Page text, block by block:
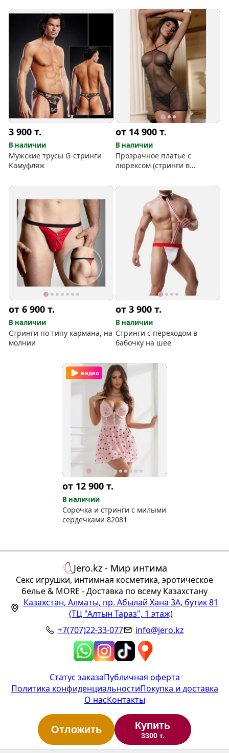
Отложить Купить
3300 т.
3 900т.
В наличии
Мужские трусы G-стринги
Камуфляж
от 14 900т.
В наличии
Прозрачное платье с
люрексом (стринги в
от 6 900т.
В наличии
Стринги по типу кармана, на
молнии
от 3 900т.
В наличии
Стринги с переходом в
бабочку на шее
видео
от 12 900 т.
В наличии
Сорочка и стринги с милыми
сердечками 82081
Jero.kz - Мир интима
Секс игрушки, интимная косметика, эротическое
белье & MORE - Доставка по всему Казахстану
Казахстан, Алматы, пр. Абылай Хана 3А, бутик 81
(ТЦ "Алтын Тараз", 1 этаж)
+7(707)22-33-077
info@jero.kz
Статус заказаПубличная оферта
Политика конфиденциальностиПокупка и доставка
О насКонтакты